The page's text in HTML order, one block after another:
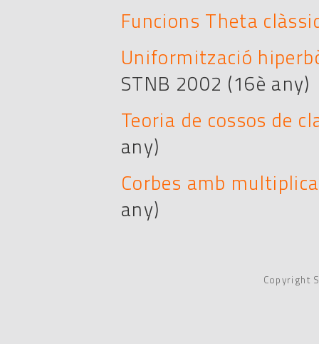
Funcions Theta
Uniformització
STNB 2002 (16è any)
Teoria de cossos de
any)
Corbes amb
any)
Copyright